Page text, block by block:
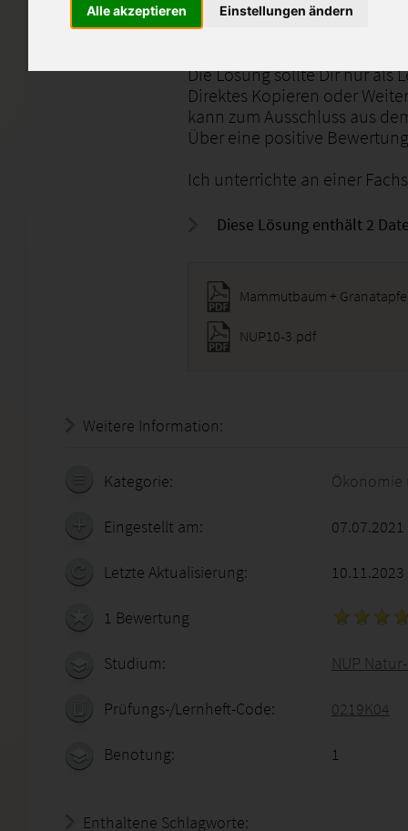
Alle akzeptieren Einstellungen ändern
im Zoo
Entwicklung einer Aktion für
Die Lösung sollte Dir nur als
Direktes Kopieren oder
kann zum Ausschluss aus
Über eine positive
Ich unterrichte an einer
Diese Lösung enthält 2
Mammutbaum +
NUP10-3.pdf
Weitere Information:
Kategorie: Ökonomie
Eingestellt am:
Letzte Aktualisierung: 10.11.2023
1 Bewertung
Studium: NUP
Prüfungs-/Lernheft-Code: 0219K04
Benotung: 1
Enthaltene Schlagworte: